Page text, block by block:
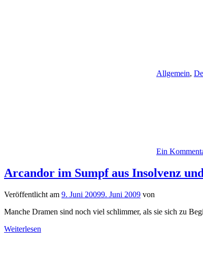
Allgemein,
Ein
Arcandor im Sumpf aus Insolvenz
Veröffentlicht am 9. Juni 20099. Juni 2009 von
Manche Dramen sind noch viel schlimmer, als sie sich zu
Weiterlesen